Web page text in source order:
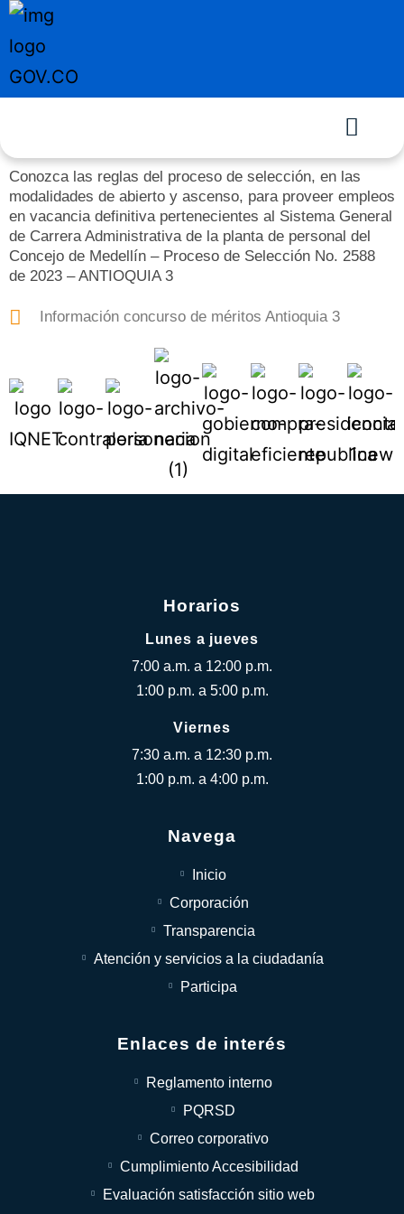
Conozca las reglas del proceso de selección, en las
modalidades de abierto y ascenso, para proveer empleos
en vacancia definitiva pertenecientes al Sistema General
de Carrera Administrativa de la planta de personal del
Concejo de Medellín – Proceso de Selección No. 2588
de 2023 – ANTIOQUIA 3
Información concurso de méritos Antioquia 3
Horarios
Lunes a jueves
7:00 a.m. a 12:00 p.m.
1:00 p.m. a 5:00 p.m.
Viernes
7:30 a.m. a 12:30 p.m.
1:00 p.m. a 4:00 p.m.
Navega
Inicio
Corporación
Transparencia
Atención y servicios a la ciudadanía
Participa
Enlaces de interés
Reglamento interno
PQRSD
Correo corporativo
Cumplimiento Accesibilidad
Evaluación satisfacción sitio web